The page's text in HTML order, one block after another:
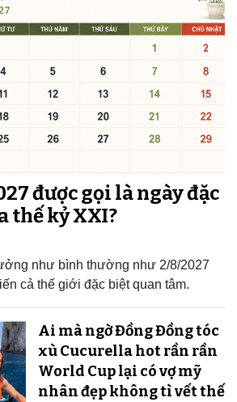
được gọi là ngày đặc
thế kỷ XXI?
như bình thường như 2/8/2027
cả thế giới đặc biệt quan tâm.
Ai mà ngờ Đồng Đồng tóc
xù Cucurella hot rần rần
World Cup lại có vợ mỹ
nhân đẹp không tì vết thế